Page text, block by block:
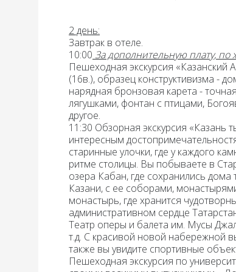
2 день:
Завтрак в отеле.
10:00 За дополнительную плату,
Пешеходная экскурсия «Казанский
(16в.), образец конструктивизма -
нарядная бронзовая карета -
лягушками, фонтан с птицами,
другое.
11:30 Обзорная экскурсия «Казань
интересным
старинные улочки, где у каждого
ритме столицы. Вы побываете в
озера Кабан, где сохранились дома
Казани, с ее соборами,
монастырь, где хранится
административном сердце
Театр оперы и балета им. Мусы
т.д. С красивой новой набережной
также вы увидите спортивные
Пешеходная экскурсия по